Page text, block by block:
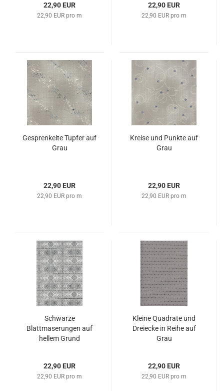
22,90 EUR
22,90 EUR pro m
22,90 EUR
22,90 EUR pro m
Gesprenkelte Tupfer auf
Grau
22,90 EUR
22,90 EUR pro m
Kreise und Punkte auf
Grau
22,90 EUR
22,90 EUR pro m
Schwarze
Blattmaserungen auf
hellem Grund
22,90 EUR
22,90 EUR pro m
Kleine Quadrate und
Dreiecke in Reihe auf
Grau
22,90 EUR
22,90 EUR pro m